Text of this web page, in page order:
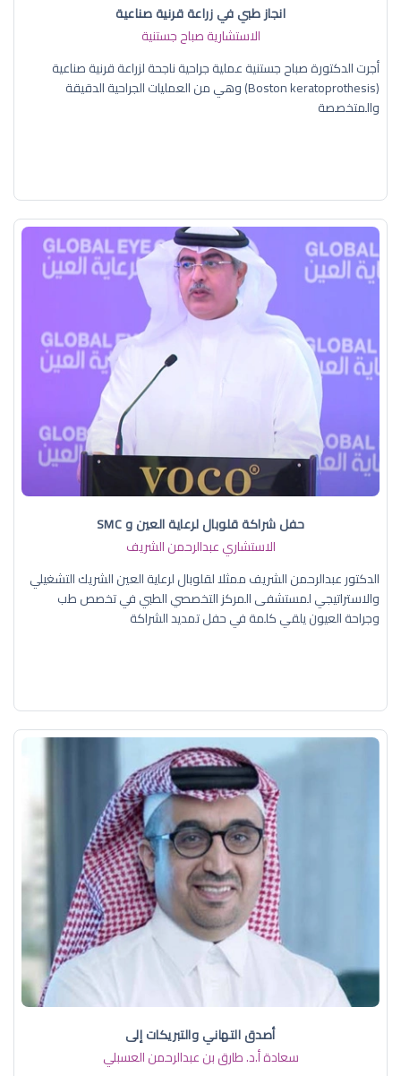
انجاز طبي في زراعة قرنية صناعية
الاستشارية صباح جستنية
أجرت الدكتورة صباح جستنية عملية جراحية ناجحة لزراعة قرنية صناعية
(Boston keratoprothesis) وهي من العمليات الجراحية الدقيقة
والمتخصصة
حفل شراكة قلوبال لرعاية العين و SMC
الاستشاري عبدالرحمن الشريف
الدكتور عبدالرحمن الشريف ممثلا لقلوبال لرعاية العين الشريك التشغيلي
والاستراتيجي لمستشفى المركز التخصصي الطبي في تخصص طب
وجراحة العيون يلقي كلمة في حفل تمديد الشراكة
أصدق التهاني والتبريكات إلى
سعادة أ.د. ​طارق بن عبدالرحمن العسبلي